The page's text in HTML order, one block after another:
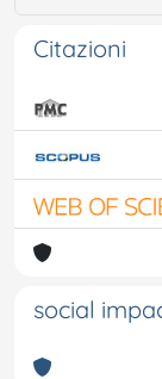
Citazioni
social